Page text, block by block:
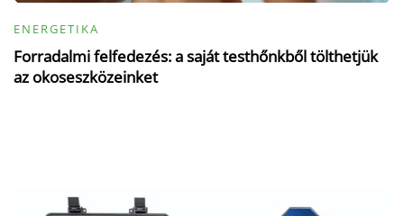
ENERGETIKA
Forradalmi felfedezés: a saját testhőnkből tölthetjük
az okoseszközeinket